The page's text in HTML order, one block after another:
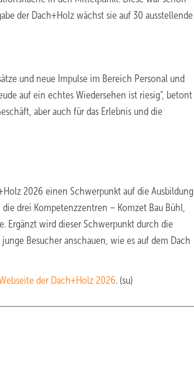
der Dach+Holz wächst sie auf 30 ausstellende
und neue Impulse im Bereich Personal und
auf ein echtes Wiedersehen ist riesig“, betont
aber auch für das Erlebnis und die
2026 einen Schwerpunkt auf die Ausbildung
drei Kompetenzzentren – Komzet Bau Bühl,
Ergänzt wird dieser Schwerpunkt durch die
Besucher anschauen, wie es auf dem Dach
der Dach+Holz 2026. (su)